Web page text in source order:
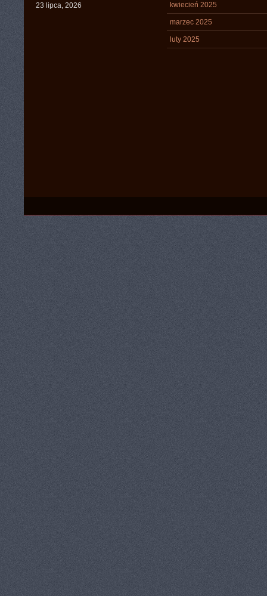
23 lipca, 2026
kwiecień 2025
marzec 2025
luty 2025